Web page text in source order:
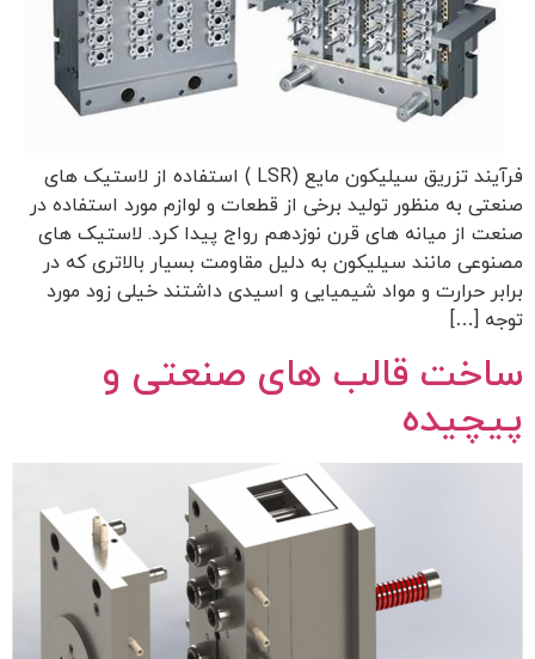
فرآیند تزریق سیلیکون مایع (LSR ) استفاده از لاستیک های
صنعتی به منظور تولید برخی از قطعات و لوازم مورد استفاده در
صنعت از میانه های قرن نوزدهم رواج پیدا کرد. لاستیک های
مصنوعی مانند سیلیکون به دلیل مقاومت بسیار بالاتری که در
برابر حرارت و مواد شیمیایی و اسیدی داشتند خیلی زود مورد
توجه […]
ساخت قالب های صنعتی و
پیچیده